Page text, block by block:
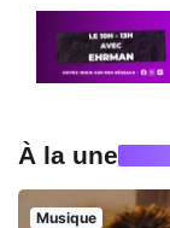
À la une
Musique